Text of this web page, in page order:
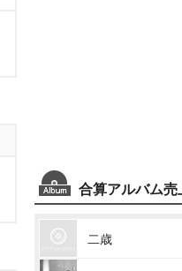
合算アルバム売
二歳